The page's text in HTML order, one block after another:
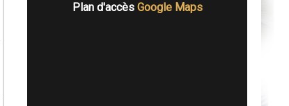
Plan d'accès Google Maps